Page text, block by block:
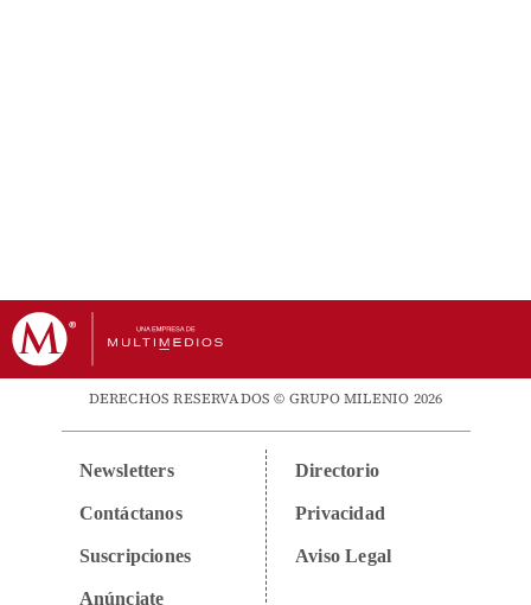
DERECHOS RESERVADOS © GRUPO MILENIO 2026
Newsletters
Contáctanos
Suscripciones
Anúnciate
Directorio
Privacidad
Aviso Legal